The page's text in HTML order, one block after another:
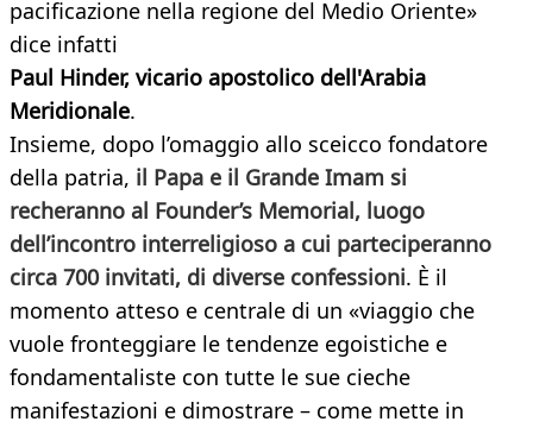
pacificazione nella regione del Medio Oriente»
dice infatti
Paul Hinder, vicario apostolico dell'Arabia
Meridionale.
Insieme, dopo l’omaggio allo sceicco fondatore
della patria, il Papa e il Grande Imam si
recheranno al Founder’s Memorial, luogo
dell’incontro interreligioso a cui parteciperanno
circa 700 invitati, di diverse confessioni. È il
momento atteso e centrale di un «viaggio che
vuole fronteggiare le tendenze egoistiche e
fondamentaliste con tutte le sue cieche
manifestazioni e dimostrare – come mette in